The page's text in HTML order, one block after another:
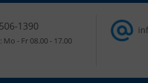
1390
- Fr 08.00 - 17.00